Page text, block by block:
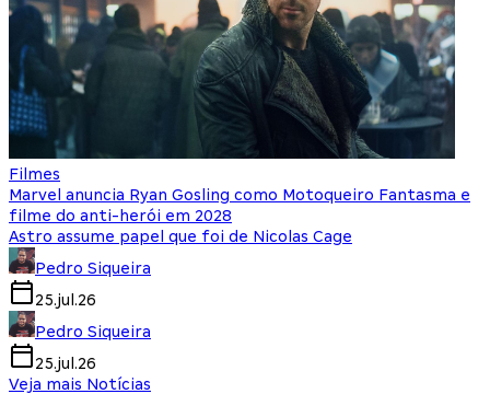
Filmes
Marvel anuncia Ryan Gosling como Motoqueiro Fantasma e
filme do anti-herói em 2028
Astro assume papel que foi de Nicolas Cage
Pedro Siqueira
25.jul.26
Pedro Siqueira
25.jul.26
Veja mais Notícias